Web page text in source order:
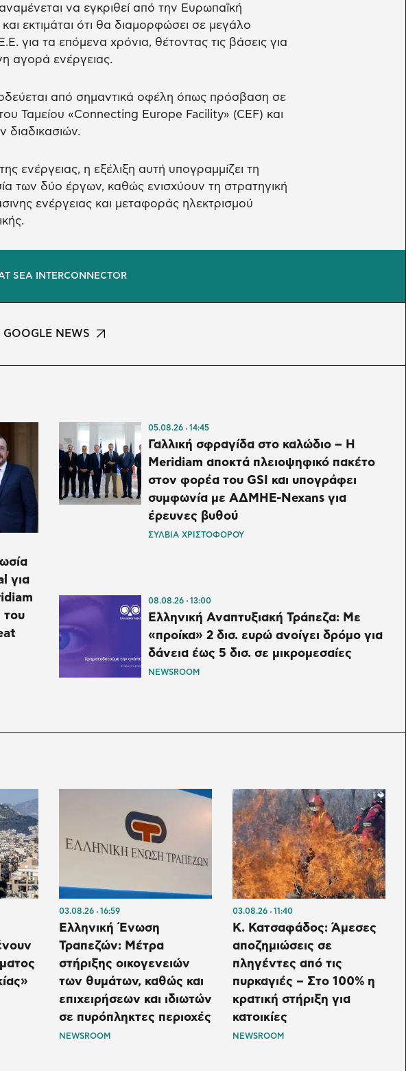
να εγκριθεί από την Ευρωπαϊκή
εκτιμάται ότι θα διαμορφώσει σε μεγάλο
για τα επόμενα χρόνια, θέτοντας τις βάσεις για
αγορά ενέργειας.
από σημαντικά οφέλη όπως πρόσβαση σε
Ταμείου «Connecting Europe Facility» (CEF) και
διαδικασιών.
ενέργειας, η εξέλιξη αυτή υπογραμμίζει τη
των δύο έργων, καθώς ενισχύουν τη στρατηγική
ενέργειας και μεταφοράς ηλεκτρισμού
SEA INTERCONNECTOR
NEWS
για
του
05.08.26 14:45
Γαλλική σφραγίδα στο καλώδιο – H
Meridiam αποκτά πλειοψηφικό πακέτο
στον φορέα του GSI και υπογράφει
συμφωνία με ΑΔΜΗΕ-Nexans για
έρευνες βυθού
ΣΥΛΒΙΑ ΧΡΙΣΤΟΦΟΡΟΥ
08.08.26 13:00
Ελληνική Αναπτυξιακή Τράπεζα: Με
«προίκα» 2 δισ. ευρώ ανοίγει δρόμο για
δάνεια έως 5 δισ. σε μικρομεσαίες
NEWSROOM
03.08.26 16:59
Ελληνική Ένωση
Τραπεζών: Μέτρα
στήριξης οικογενειών
των θυμάτων, καθώς και
επιχειρήσεων και ιδιωτών
σε πυρόπληκτες περιοχές
NEWSROOM
03.08.26 11:40
Κ. Κατσαφάδος: Άμεσες
αποζημιώσεις σε
πληγέντες από τις
πυρκαγιές – Στο 100% η
κρατική στήριξη για
κατοικίες
NEWSROOM